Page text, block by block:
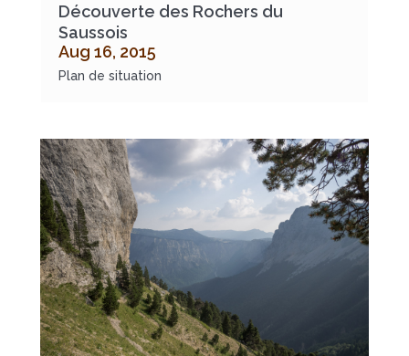
Découverte des Rochers du
Saussois
Aug 16, 2015
Plan de situation